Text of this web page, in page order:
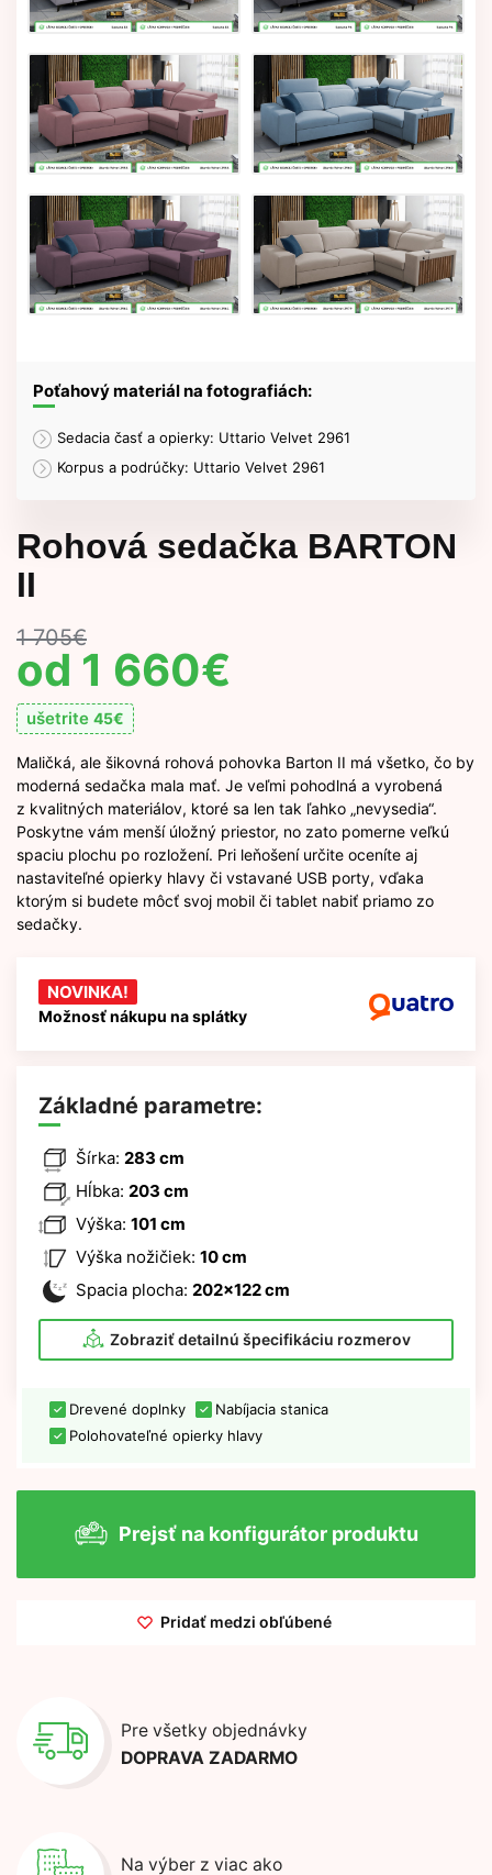
Poťahový materiál na fotografiách:
Sedacia časť a opierky: Uttario Velvet 2961
Korpus a podrúčky: Uttario Velvet 2961
Rohová sedačka BARTON
II
1 705€
1 660€
ušetrite 45€
Maličká, ale šikovná rohová pohovka Barton II má všetko, čo by
moderná sedačka mala mať. Je veľmi pohodlná a vyrobená
z kvalitných materiálov, ktoré sa len tak ľahko „nevysedia“.
Poskytne vám menší úložný priestor, no zato pomerne veľkú
spaciu plochu po rozložení. Pri leňošení určite oceníte aj
nastaviteľné opierky hlavy či vstavané USB porty, vďaka
ktorým si budete môcť svoj mobil či tablet nabiť priamo zo
sedačky.
NOVINKA!
Možnosť nákupu na splátky
Základné parametre:
Šírka: 283 cm
Hĺbka: 203 cm
Výška: 101 cm
Výška nožičiek: 10 cm
Spacia plocha: 202x122 cm
Zobraziť detailnú špecifikáciu rozmerov
Drevené doplnky
Nabíjacia stanica
Polohovateľné opierky hlavy
Prejsť na konfigurátor produktu
Pridať medzi obľúbené
Pre všetky objednávky
DOPRAVA ZADARMO
Na výber z viac ako